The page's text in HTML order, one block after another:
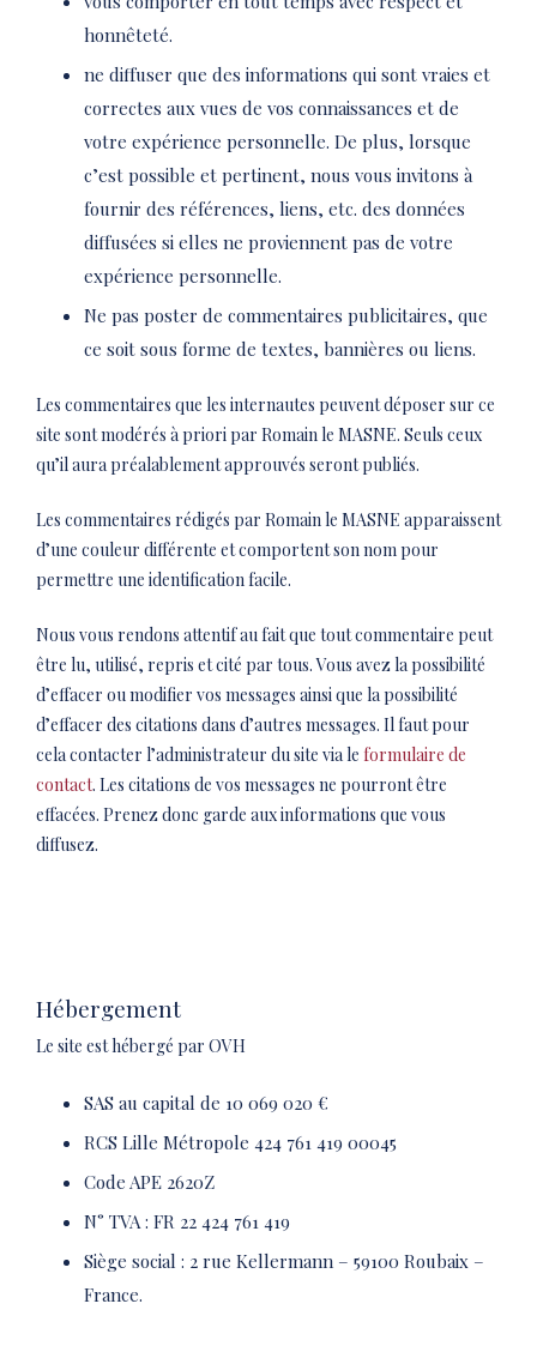
honnêteté.
ne diffuser que des informations qui sont vraies et
correctes aux vues de vos connaissances et de
votre expérience personnelle. De plus, lorsque
c’est possible et pertinent, nous vous invitons à
fournir des références, liens, etc. des données
diffusées si elles ne proviennent pas de votre
expérience personnelle.
Ne pas poster de commentaires publicitaires, que
ce soit sous forme de textes, bannières ou liens.
Les commentaires que les internautes peuvent déposer sur ce
site sont modérés à priori par Romain le MASNE. Seuls ceux
qu’il aura préalablement approuvés seront publiés.
Les commentaires rédigés par Romain le MASNE apparaissent
d’une couleur différente et comportent son nom pour
permettre une identification facile.
Nous vous rendons attentif au fait que tout commentaire peut
être lu, utilisé, repris et cité par tous. Vous avez la possibilité
d’effacer ou modifier vos messages ainsi que la possibilité
d’effacer des citations dans d’autres messages. Il faut pour
cela contacter l’administrateur du site via le formulaire de
contact. Les citations de vos messages ne pourront être
effacées. Prenez donc garde aux informations que vous
diffusez.
Hébergement
Le site est hébergé par OVH
SAS au capital de 10 069 020 €
RCS Lille Métropole 424 761 419 00045
Code APE 2620Z
N° TVA : FR 22 424 761 419
Siège social : 2 rue Kellermann – 59100 Roubaix –
France.